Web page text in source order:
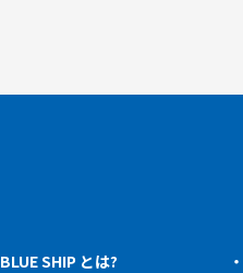
BLUE SHIP とは?